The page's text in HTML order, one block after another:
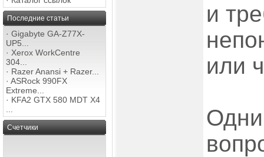
Последние статьи
· Gigabyte GA-Z77X-
UP5...
· Xerox WorkCentre
304...
· Razer Anansi + Razer...
· ASRock 990FX
Extreme...
· KFA2 GTX 580 MDT X4
Счетчики
и
или